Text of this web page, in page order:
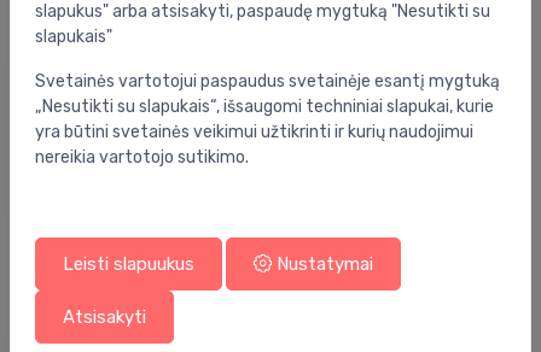
Servetėlių dėklai
slapukus" arba atsisakyti, paspaudę mygtuką "Nesutikti su
slapukais"
Svetainės vartotojui paspaudus svetainėje esantį mygtuką
„Nesutikti su slapukais“, išsaugomi techniniai slapukai, kurie
yra būtini svetainės veikimui užtikrinti ir kurių naudojimui
nereikia vartotojo sutikimo.
Leisti slapuukus Nustatymai
Atsisakyti